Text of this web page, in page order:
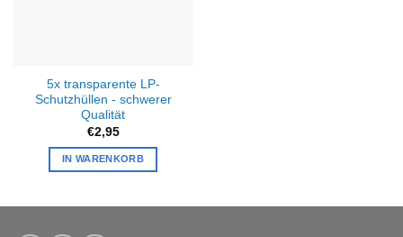
5x transparente LP-
Schutzhüllen - schwerer
Qualität
€2,95
IN WARENKORB